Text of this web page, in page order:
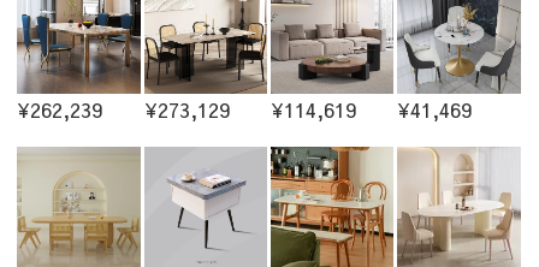
¥262,239 ¥273,129 ¥114,619 ¥41,469